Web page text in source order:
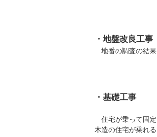
・地盤改良工事
地番の調査の結果
・基礎工事
住宅が乗って固定
木造の住宅が乗れ